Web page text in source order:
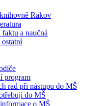
Rakov
a naučná
ostatní
program
rad při nástupu do MŠ
do MŠ
o MŠ